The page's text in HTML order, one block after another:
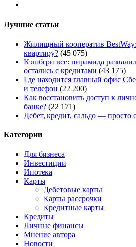
Лучшие статьи
Жилищный кооператив
квартиру? (45 075)
Кэшбери все: пирамида
остались с кредитами (43 175)
Где находится главный офис
и телефон (22 200)
Как восстановить доступ к
банке? (22 171)
Дебет, кредит, сальдо — просто
Категории
Для бизнеса
Инвестиции
Ипотека
Карты
Дебетовые карты
Карты рассрочки
Кредитные карты
Кредиты
Личные финансы
Мнение автора
Новости